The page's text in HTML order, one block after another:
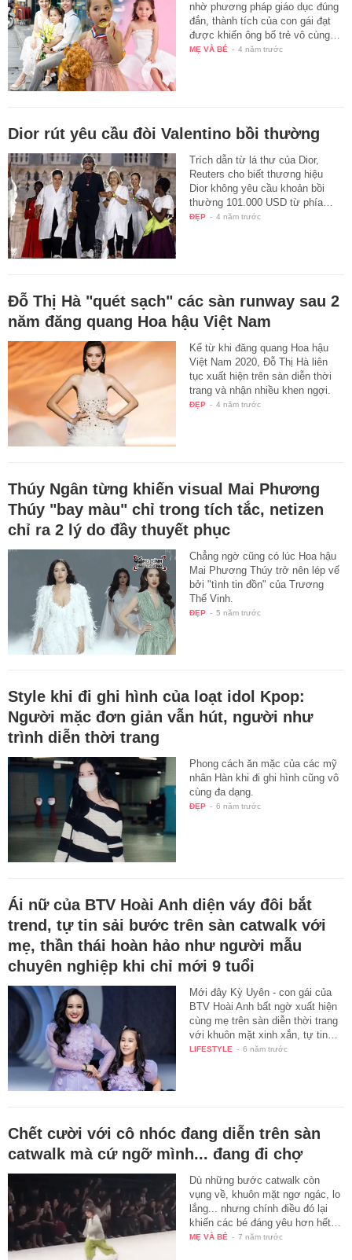
nhờ phương pháp giáo dục đúng
đắn, thành tích của con gái đạt
được khiến ông bố trẻ vô cùng…
MẸ VÀ BÉ - 4 năm trước
Dior rút yêu cầu đòi Valentino bồi thường
Trích dẫn từ lá thư của Dior,
Reuters cho biết thương hiệu
Dior không yêu cầu khoản bồi
thường 101.000 USD từ phía…
ĐẸP - 4 năm trước
Đỗ Thị Hà "quét sạch" các sàn runway sau 2
năm đăng quang Hoa hậu Việt Nam
Kể từ khi đăng quang Hoa hậu
Việt Nam 2020, Đỗ Thị Hà liên
tục xuất hiện trên sàn diễn thời
trang và nhận nhiều khen ngợi.
ĐẸP - 4 năm trước
Thúy Ngân từng khiến visual Mai Phương
Thúy "bay màu" chỉ trong tích tắc, netizen
chỉ ra 2 lý do đầy thuyết phục
Chẳng ngờ cũng có lúc Hoa hậu
Mai Phương Thúy trở nên lép vế
bởi "tình tin đồn" của Trương
Thế Vinh.
ĐẸP - 5 năm trước
Style khi đi ghi hình của loạt idol Kpop:
Người mặc đơn giản vẫn hút, người như
trình diễn thời trang
Phong cách ăn mặc của các mỹ
nhân Hàn khi đi ghi hình cũng vô
cùng đa dạng.
ĐẸP - 6 năm trước
Ái nữ của BTV Hoài Anh diện váy đôi bắt
trend, tự tin sải bước trên sàn catwalk với
mẹ, thần thái hoàn hảo như người mẫu
chuyên nghiệp khi chỉ mới 9 tuổi
Mới đây Kỳ Uyên - con gái của
BTV Hoài Anh bất ngờ xuất hiện
cùng mẹ trên sàn diễn thời trang
với khuôn mặt xinh xắn, tự tin…
LIFESTYLE - 6 năm trước
Chết cười với cô nhóc đang diễn trên sàn
catwalk mà cứ ngỡ mình... đang đi chợ
Dù những bước catwalk còn
vụng về, khuôn mặt ngơ ngác, lo
lắng... nhưng chính điều đó lại
khiến các bé đáng yêu hơn hết…
MẸ VÀ BÉ - 7 năm trước